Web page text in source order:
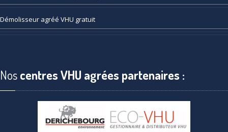
Démolisseur agréé VHU gratuit
Noscentres VHU agrées partenaires :